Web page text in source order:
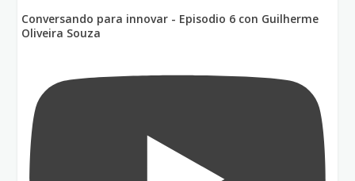
Conversando para innovar - Episodio 6 con Guilherme
Oliveira Souza